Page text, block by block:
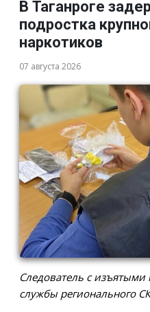
В Таганроге
подростка
наркотиков
07 августа 2026
Следователь с
службы регионального СК